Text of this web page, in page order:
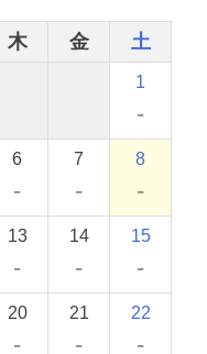
木 金 土
1
-
6
-
7
-
8
-
13
-
14
-
15
-
20
-
21
-
22
-